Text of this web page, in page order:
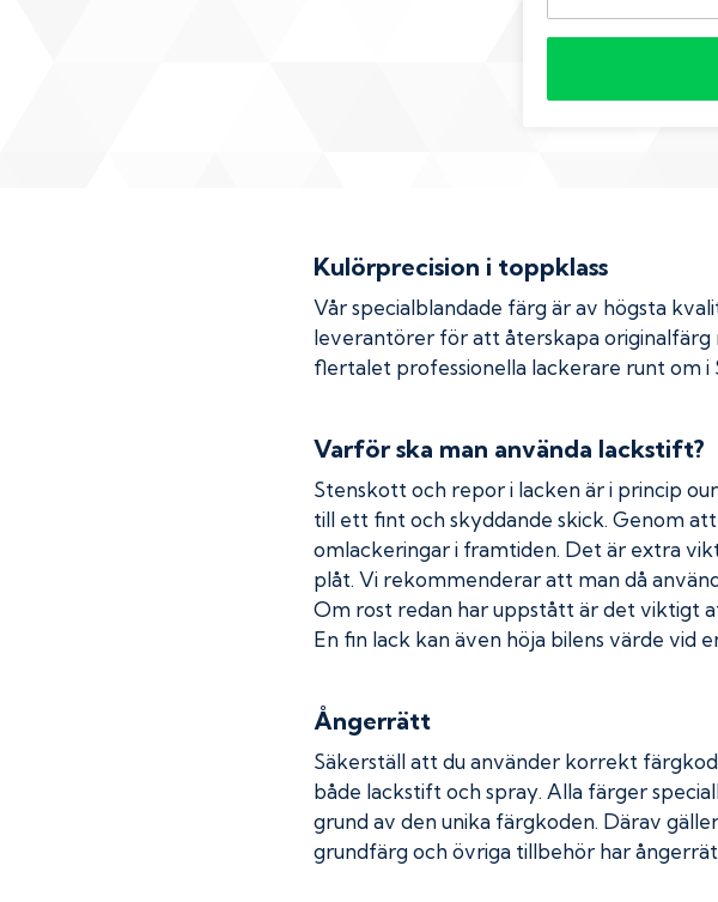
Kulörprecision i toppklass
Vår specialblandade färg är av högsta
leverantörer för att återskapa originalfärg
flertalet professionella lackerare runt om i
Varför ska man använda lackstift?
Stenskott och repor i lacken är i princip
till ett fint och skyddande skick. Genom
omlackeringar i framtiden. Det är extra
plåt. Vi rekommenderar att man då
Om rost redan har uppstått är det viktigt
En fin lack kan även höja bilens värde vid
Ångerrätt
Säkerställ att du använder korrekt
både lackstift och spray. Alla färger
grund av den unika färgkoden. Därav
grundfärg och övriga tillbehör har